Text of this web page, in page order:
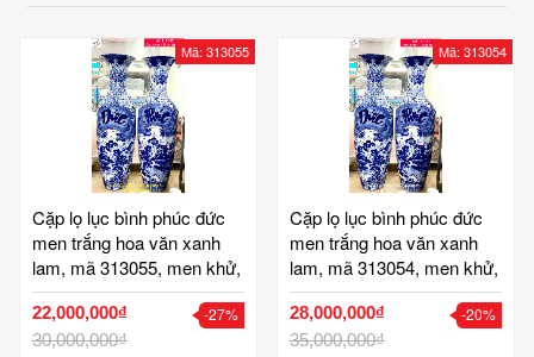
Mã: 313055
Cặp lọ lục bình phúc đức
men trắng hoa văn xanh
lam, mã 313055, men khử,
nung 2 lửa, hoa văn vẽ kỹ,
tinh xảo, sắc nét, hoa văn
4 mùa xuân hạ thu đông,
22,000,000₫
30,000,000₫
-27%
Mã: 313054
Cặp lọ lục bình phúc đức
men trắng hoa văn xanh
lam, mã 313054, men khử,
nung 2 lửa, hoa văn vẽ kỹ,
tinh xảo, sắc nét, hoa văn
4 mùa xuân hạ thu đông,
28,000,000₫
35,000,000₫
-20%